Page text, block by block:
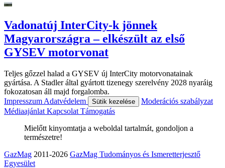
Vadonatúj InterCity-k jönnek
Magyarországra – elkészült az első
GYSEV motorvonat
Teljes gőzzel halad a GYSEV új InterCity motorvonatainak
gyártása. A Stadler által gyártott tizenegy szerelvény 2028 nyaráig
fokozatosan áll majd forgalomba.
Impresszum Adatvédelem Sütik kezelése
Moderációs szabályzat
Médiaajánlat Kapcsolat Támogatás
Mielőtt kinyomtatja a weboldal tartalmát, gondoljon a
természetre!
GazMag 2011-2026 GazMag Tudományos és Ismeretterjesztő
Egyesület